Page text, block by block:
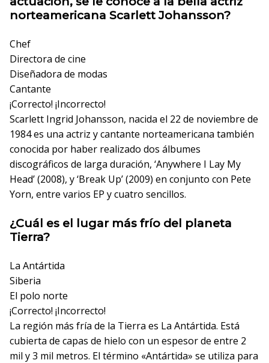
norteamericana Scarlett Johansson?
Chef
Directora de cine
Diseñadora de modas
Cantante
¡Correcto! ¡Incorrecto!
Scarlett Ingrid Johansson, nacida el 22 de noviembre de
1984 es una actriz y cantante norteamericana también
conocida por haber realizado dos álbumes
discográficos de larga duración, ‘Anywhere I Lay My
Head’ (2008), y ‘Break Up’ (2009) en conjunto con Pete
Yorn, entre varios EP y cuatro sencillos.
¿Cuál es el lugar más frío del planeta
Tierra?
La Antártida
Siberia
El polo norte
¡Correcto! ¡Incorrecto!
La región más fría de la Tierra es La Antártida. Está
cubierta de capas de hielo con un espesor de entre 2
mil y 3 mil metros. El término «Antártida» se utiliza para